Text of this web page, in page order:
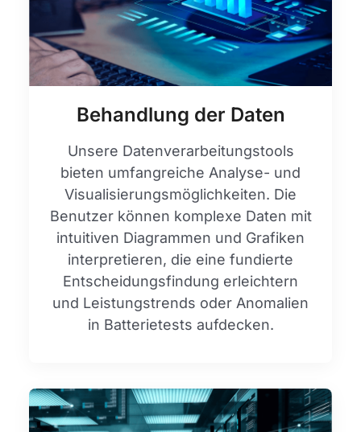
Behandlung der Daten
Unsere Datenverarbeitungstools
bieten umfangreiche Analyse- und
Visualisierungsmöglichkeiten. Die
Benutzer können komplexe Daten mit
intuitiven Diagrammen und Grafiken
interpretieren, die eine fundierte
Entscheidungsfindung erleichtern
und Leistungstrends oder Anomalien
in Batterietests aufdecken.